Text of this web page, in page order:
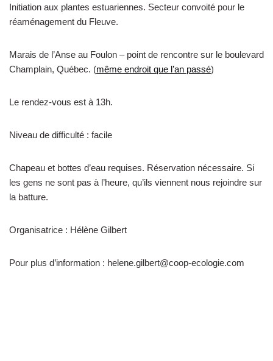
Initiation aux plantes estuariennes. Secteur convoité pour le
réaménagement du Fleuve.
Marais de l’Anse au Foulon – point de rencontre sur le boulevard
Champlain, Québec. (même endroit que l’an passé)
Le rendez-vous est à 13h.
Niveau de difficulté : facile
Chapeau et bottes d’eau requises. Réservation nécessaire. Si
les gens ne sont pas à l’heure, qu’ils viennent nous rejoindre sur
la batture.
Organisatrice : Hélène Gilbert
Pour plus d’information : helene.gilbert@coop-ecologie.com